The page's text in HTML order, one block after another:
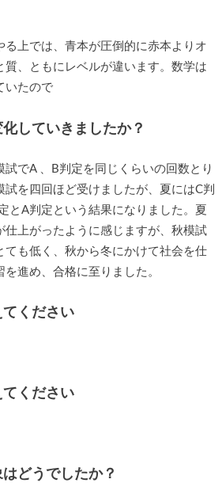
る上では、青本が圧倒的に赤本よりオ
質、ともにレベルが違います。数学は
いたので
していきましたか？
でA 、B判定を同じくらいの回数とり
試を四回ほど受けましたが、夏にはC判
とA判定という結果になりました。夏
仕上がったように感じますが、秋模試
ても低く、秋から冬にかけて社会を仕
を進め、合格に至りました。
ください
ください
どうでしたか？